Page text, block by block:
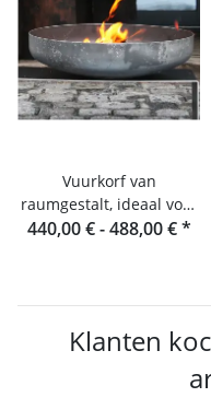
Vuurkorf van
raumgestalt, ideaal voor
buiten koken
440,00 € -488,00 €*
Klanten